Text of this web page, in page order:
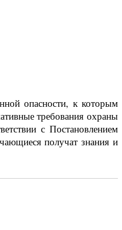
опасности, к которым
требования охраны
с Постановлением
получат знания и